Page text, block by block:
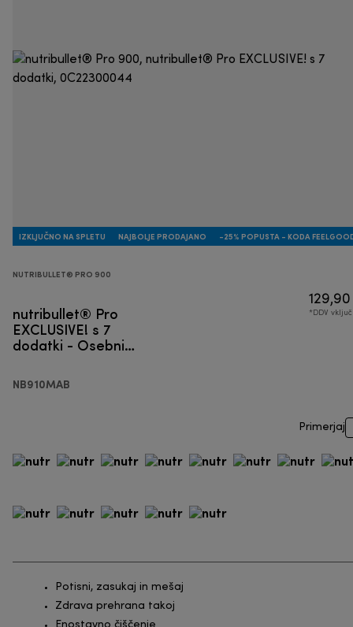
IZKLJUČNO NA SPLETU NAJBOLJE PRODAJANO -25% POPUSTA - KODA
NUTRIBULLET® PRO 900
nutribullet® Pro
EXCLUSIVE! s 7
dodatki - Osebni
NB910MAB
*DDV
Primerjaj
Potisni, zasukaj in mešaj
Zdrava prehrana takoj